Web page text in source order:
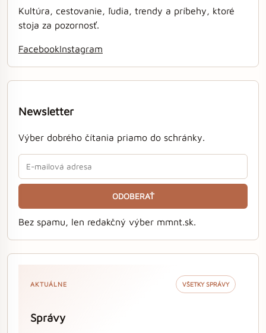
Kultúra, cestovanie, ľudia, trendy a príbehy, ktoré
stoja za pozornosť.
FacebookInstagram
Newsletter
Výber dobrého čítania priamo do schránky.
ODOBERAŤ
Bez spamu, len redakčný výber mmnt.sk.
AKTUÁLNE VŠETKY SPRÁVY
Správy